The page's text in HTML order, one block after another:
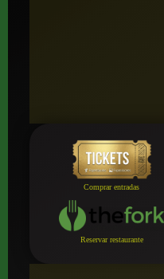
Comprar entradas
Reservar restaurante